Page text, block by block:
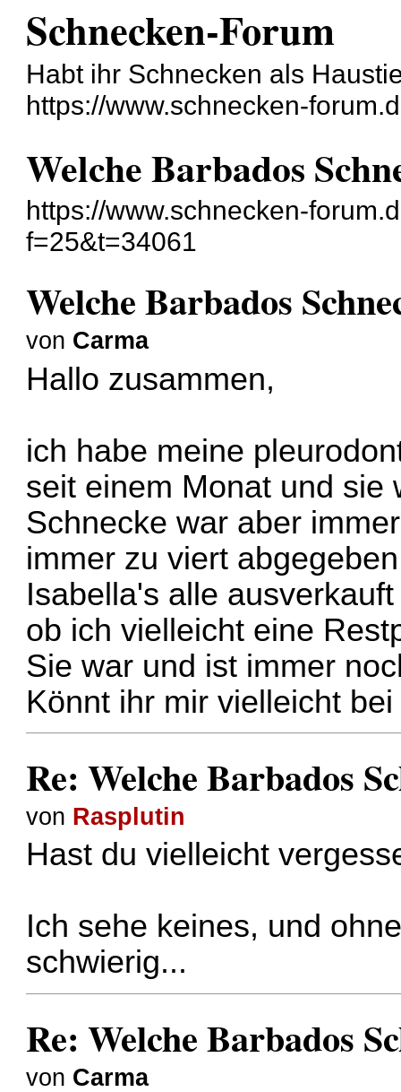
Schnecken-Forum
Habt ihr Schnecken als
https://www.schnecken-
Welche Barbados
https://www.schnecken-
f=25&t=34061
Welche Barbados
von Carma
Hallo zusammen,
ich habe meine
seit einem Monat und sie
Schnecke war aber
immer zu viert
Isabella's alle
ob ich vielleicht eine
Sie war und ist immer
Könnt ihr mir vielleicht
Re: Welche Barbados
von Rasplutin
Hast du vielleicht
Ich sehe keines, und
schwierig...
Re: Welche Barbados
von Carma